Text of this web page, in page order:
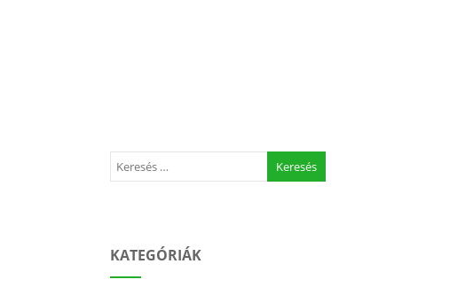
KATEGÓRIÁK